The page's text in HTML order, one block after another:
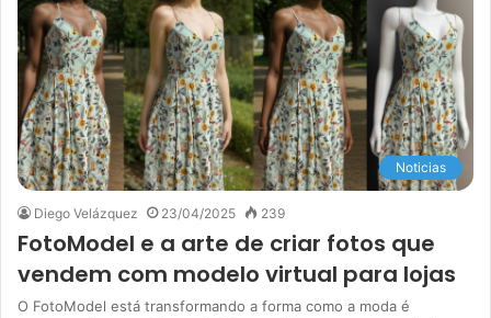
Noticias
Diego Velázquez 23/04/2025 239
FotoModel e a arte de criar fotos que
vendem com modelo virtual para lojas
O FotoModel está transformando a forma como a moda é